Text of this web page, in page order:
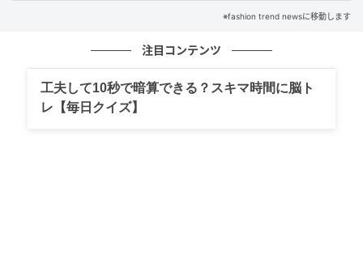
「たまごのふわほわロールケーキ」では、スポンジで
「たまごと蜂蜜の風味が楽しめるやさしい甘さ」に仕
より一層たまごのコクや甘さを感じられるかも。カス
タードだけでなく、北海道産生クリーム入りクリーム
※fashion trend newsに移動します
注目コンテンツ
工夫して10秒で暗算できる？スキマ時間に脳ト
レ【毎日クイズ】